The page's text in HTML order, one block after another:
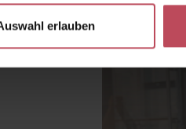
erlauben